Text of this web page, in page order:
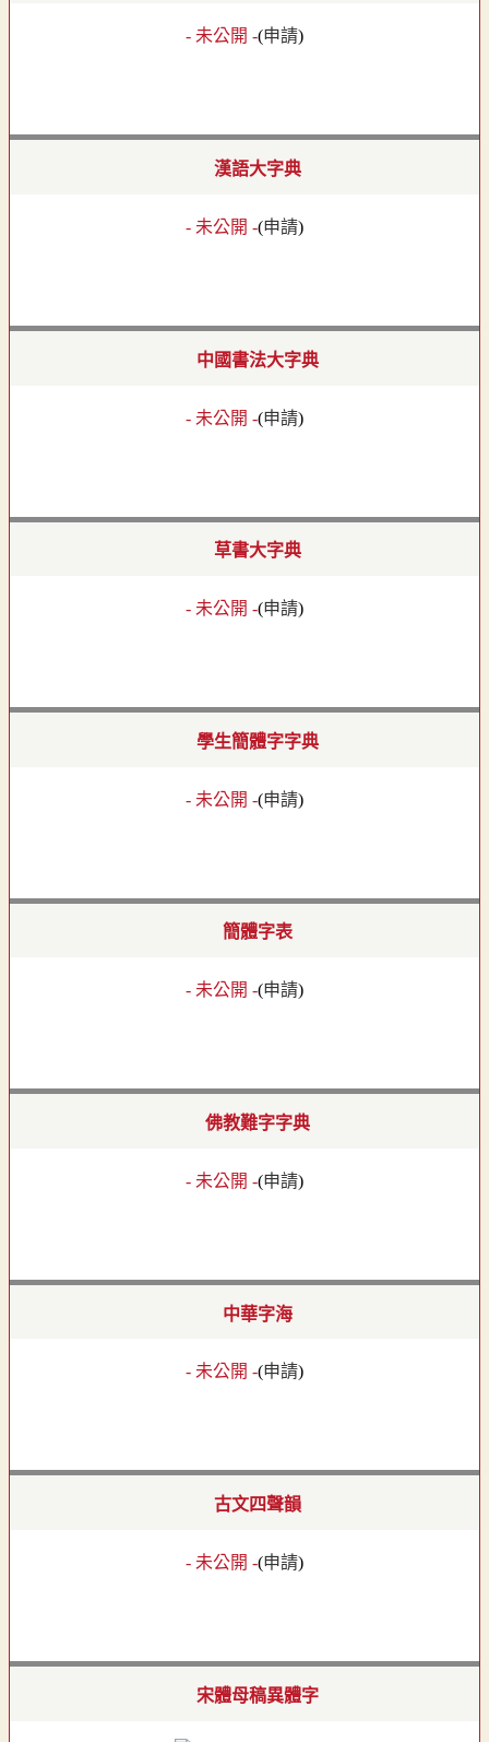
- 未公開 -(申請)
漢語大字典
- 未公開 -(申請)
中國書法大字典
- 未公開 -(申請)
草書大字典
- 未公開 -(申請)
學生簡體字字典
- 未公開 -(申請)
簡體字表
- 未公開 -(申請)
佛教難字字典
- 未公開 -(申請)
中華字海
- 未公開 -(申請)
古文四聲韻
- 未公開 -(申請)
宋體母稿異體字